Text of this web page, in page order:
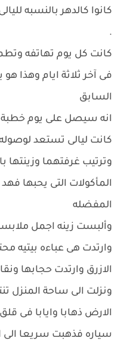
كانوا كالدهر بالنسبه
.
كانت كل يوم تهاتفه
فى آخر ثلاثة ايام وهذا
السابق
انه سيصل على يوم
كانت ليالى تستعد
وترتيب غرفتهما
المأكولات التى يحبها
المفضله
وألبست زينه اجمل
وارتدت هى عباءه بيتيه
الازرق وارتدت حجابها
ونزلت الى ساحة المنزل
الارض ذهابا وايابا
سياره فذهبت سريعا الى